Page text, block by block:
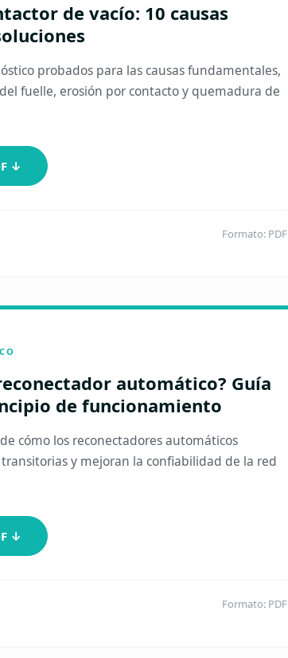
de vacío: 10 causas
probados para las causas fundamentales,
fuelle, erosión por contacto y quemadura de
↓
Formato: PDF
automático? Guía
de funcionamiento
cómo los reconectadores automáticos
y mejoran la confiabilidad de la red
↓
Formato: PDF